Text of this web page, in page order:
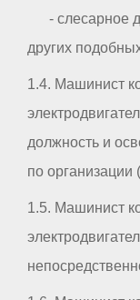
- слесарное
других
1.4. Машинист
должность и
по
1.5. Машинист